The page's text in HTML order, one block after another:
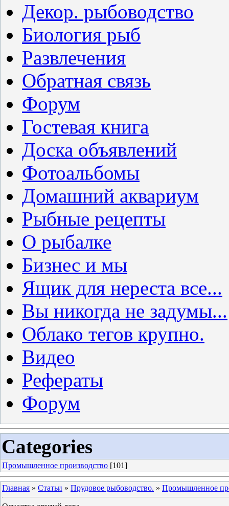
Декор. рыбоводство
Биология рыб
Развлечения
Обратная связь
Форум
Гостевая книга
Доска объявлений
Фотоальбомы
Домашний аквариум
Рыбные рецепты
О рыбалке
Бизнес и мы
Ящик для нереста все...
Вы никогда не задумы...
Облако тегов крупно.
Видео
Рефераты
Форум
Categories
Промышленное производство [101]
Главная » Статьи » Прудовое рыбоводство. » Промышленное